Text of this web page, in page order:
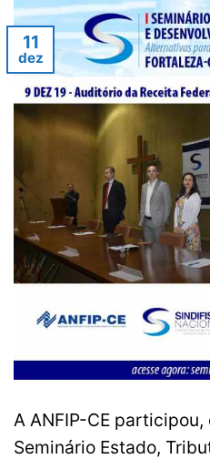
11
dez
A ANFIP-CE
Seminário Estado,